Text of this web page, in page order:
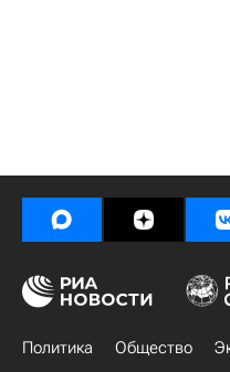
Политика Общество